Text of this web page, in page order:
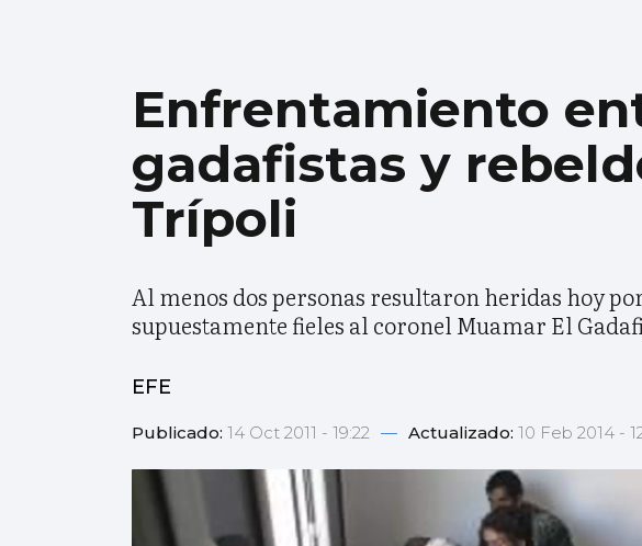
Enfrentamiento
gadafistas y
Trípoli
Al menos dos personas resultaron heridas hoy
supuestamente fieles al coronel Muamar El
EFE
Publicado: 14 Oct 2011 - 19:22 — Actualizado: 10 Feb 2014 -